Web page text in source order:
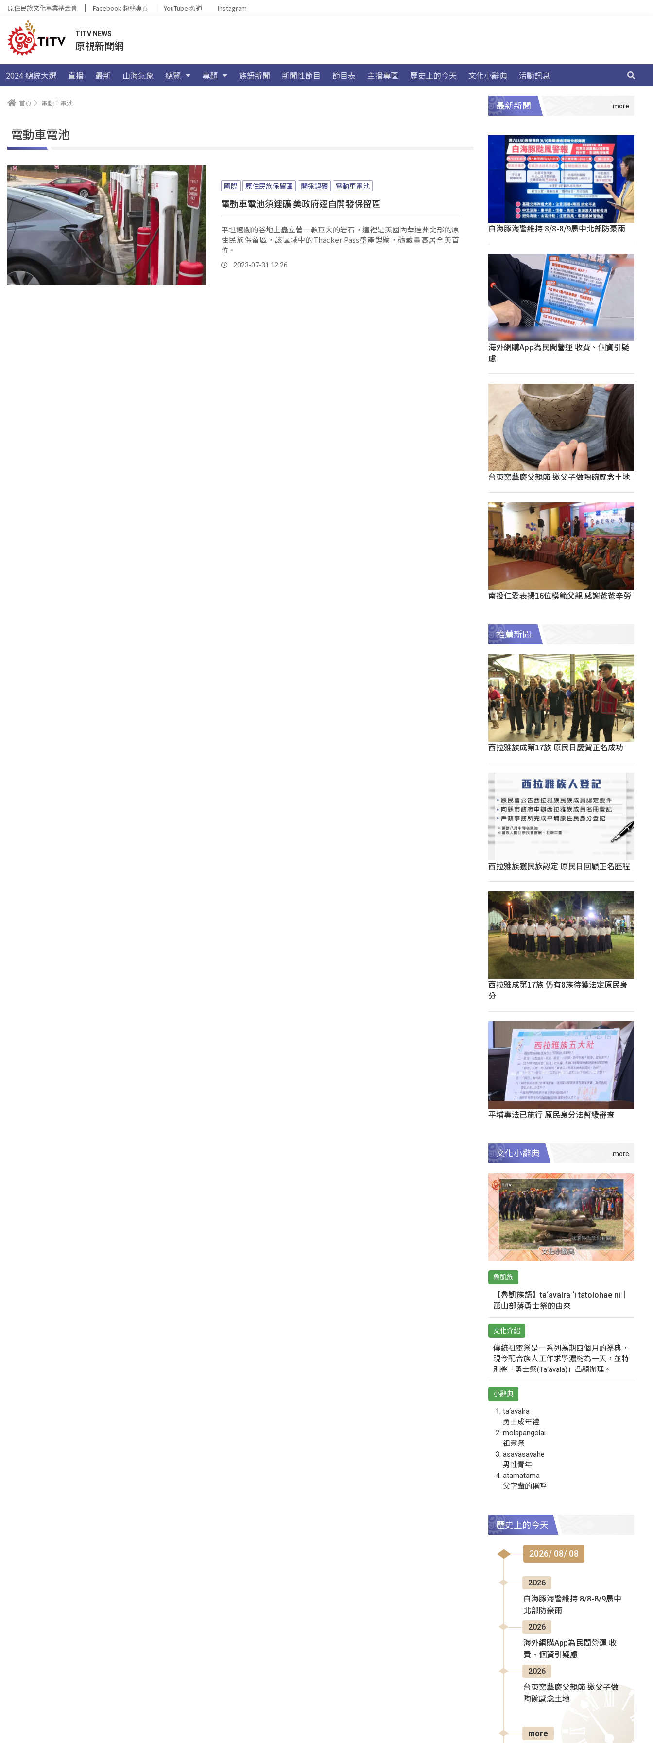
原住民族文化事業基金會 Facebook 粉絲專頁 YouTube 頻道 Instagram
TITV NEWS
原視新聞網
2024 總統大選 直播 最新 山海氣象 總覽 專題 族語新聞 新聞性節目 節目表 主播專區 歷史上的今天 文化小辭典 活動訊息
首頁 電動車電池
電動車電池
國際 原住民族保留區 開採鋰礦 電動車電池
電動車電池須鋰礦 美政府逕自開發保留區
平坦遼闊的谷地上矗立著一顆巨大的岩石，這裡是美國內華達州北部的原
住民族保留區，該區域中的Thacker Pass盛產鋰礦，礦藏量高居全美首
位。
2023-07-31 12:26
最新新聞
白海豚海警維持 8/8-8/9晨中北部防豪雨
海外網購App為民間營運 收費、個資引疑
慮
台東窯藝慶父親節 邀父子做陶碗感念土地
南投仁愛表揚16位模範父親 感謝爸爸辛勞
推薦新聞
西拉雅族成第17族 原民日慶賀正名成功
西拉雅族獲民族認定 原民日回顧正名歷程
西拉雅成第17族 仍有8族待獲法定原民身
分
平埔專法已施行 原民身分法暫緩審查
文化小辭典
魯凱族
【魯凱族語】ta‘avalra ‘i tatolohae ni｜
萬山部落勇士祭的由來
文化介紹
傳統祖靈祭是一系列為期四個月的祭典，
現今配合族人工作求學濃縮為一天，並特
別將「勇士祭(Ta‘avala)」凸顯辦理。
小辭典
ta‘avalra
勇士成年禮
molapangolai
祖靈祭
asavasavahe
男性青年
atamatama
父字輩的稱呼
歷史上的今天
2026/ 08/ 08
2026
白海豚海警維持 8/8-8/9晨中
北部防豪雨
2026
海外網購App為民間營運 收
費、個資引疑慮
2026
台東窯藝慶父親節 邀父子做
陶碗感念土地
more